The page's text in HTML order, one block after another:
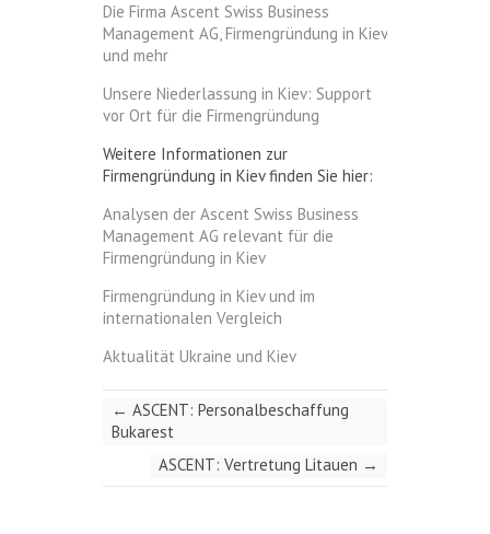
Die Firma Ascent Swiss Business
Management AG, Firmengründung in Kiev
und mehr
Unsere Niederlassung in Kiev: Support
vor Ort für die Firmengründung
Weitere Informationen zur
Firmengründung in Kiev finden Sie hier:
Analysen der Ascent Swiss Business
Management AG relevant für die
Firmengründung in Kiev
Firmengründung in Kiev und im
internationalen Vergleich
Aktualität Ukraine und Kiev
← ASCENT: Personalbeschaffung
Bukarest
ASCENT: Vertretung Litauen →